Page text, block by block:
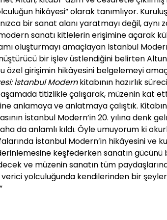
hikâyesi” olarak tanımlıyor.
bir sanat alanı yaratmayı değil, aynı
sanatı kitlelerin erişimine açarak
oluşturmayı amaçlayan İstanbul
bir işlev üstlendiğini belirten Altun
özel girişimin hikâyesini belgelemeyi
İstanbul Modernkitabının hazırlık
aşamada titizlikle çalışarak, müzenin kat
anlamaya ve anlatmaya çalıştık. Kitabın
İstanbul Modern’in 20. yılına denk
da anlamlı kıldı. Öyle umuyorum ki
İstanbul Modern’in hikâyesini ve
keşfederken sanatın gücünü
ve müzenin sanatın tüm
yolculuğunda kendilerinden bir şeyler